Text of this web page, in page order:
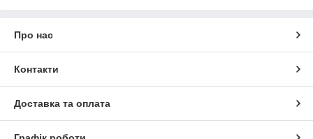
Про нас
Контакти
Доставка та оплата